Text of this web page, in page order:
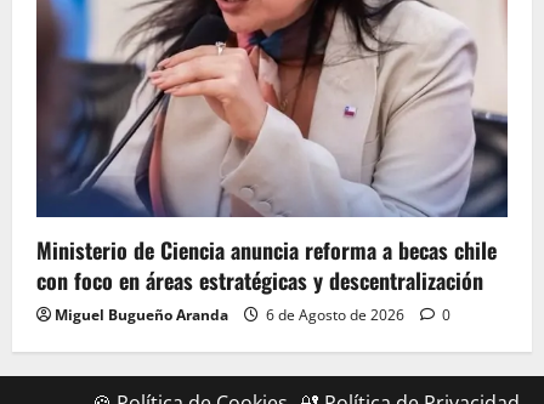
Ministerio de Ciencia anuncia reforma a becas chile
con foco en áreas estratégicas y descentralización
Miguel Bugueño Aranda 6 de Agosto de 2026 0